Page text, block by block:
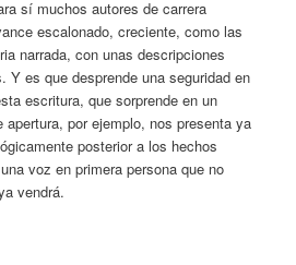
sí muchos autores de carrera
escalonado, creciente, como las
narrada, con unas descripciones
Y es que desprende una seguridad en
escritura, que sorprende en un
apertura, por ejemplo, nos presenta ya
posterior a los hechos
voz en primera persona que no
vendrá.